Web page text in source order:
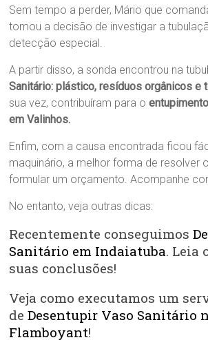
Sem tempo a perder, Mário que
tomou a decisão de investigar a
detecção especial.
A partir disso, a sonda encontrou na
Sanitário: plástico, resíduos orgânicos e
sua vez, contribuíram para o
em Valinhos.
Enfim, com a causa encontrada ficou
maquinário, a melhor forma de resolver
formular um orçamento. Acompanhe
No entanto, veja outras dicas:
Recentemente conseguimos
Sanitário em Indaiatuba. Leia
suas conclusões!
Veja como executamos um
deDesentupir Vaso Sanitário
Flamboyant!